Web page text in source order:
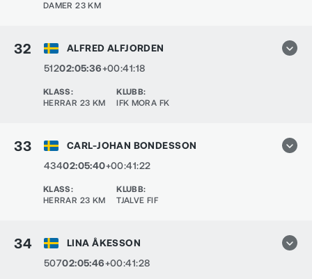
DAMER 23 KM
32
ALFRED ALFJORDEN
51202:05:36+00:41:18
KLASS:
HERRAR 23 KM
KLUBB:
IFK MORA FK
33
CARL-JOHAN BONDESSON
43402:05:40+00:41:22
KLASS:
HERRAR 23 KM
KLUBB:
TJALVE FIF
34
LINA ÅKESSON
50702:05:46+00:41:28